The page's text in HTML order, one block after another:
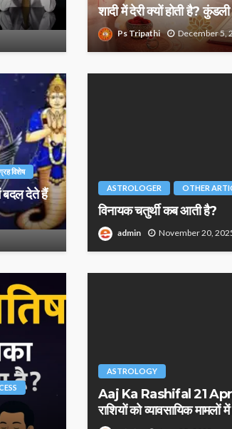
शादी में देरी क्यों होती है?
Ps Tripathi December 5,
विशेष
बदल देते हैं
ASTROLOGER OTHER
विनायक चतुर्थी कब आती है?
admin November 20,
ASTROLOGY
Aaj Ka Rashifal 21
राशियों को व्यावसायिक मामलों